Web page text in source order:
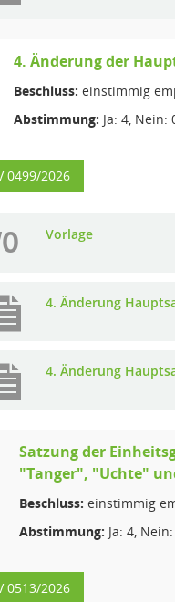
4. Änderung der
Beschluss: einstimmig
Abstimmung: Ja: 4, Nein:
0499/2026
Vorlage
4. Änderung
4. Änderung
Satzung der
"Tanger", "Uchte"
Beschluss: einstimmig
Abstimmung: Ja: 4,
0513/2026